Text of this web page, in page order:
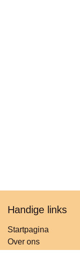
Handige links
Startpagina
Over ons